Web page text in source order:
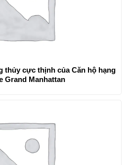
thủy cực thịnh của Căn hộ hạng
Grand Manhattan